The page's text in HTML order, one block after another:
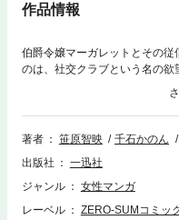
作品情報
伯爵令嬢マーガレットとその
のは、社交クラブという名の
すオズワルドはジャスティン
ガレットが関わっていること
家を訪ねるが――…それぞれが
著者
笹原智映 千石かのん
出版社
一迅社
ジャンル
女性マンガ
レーベル
ZERO-SUMコミッ